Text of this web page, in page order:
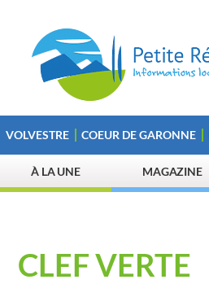
VOLVESTRE COEUR DE GARONNE
À LA UNE MAGAZINE
CLEF VERTE